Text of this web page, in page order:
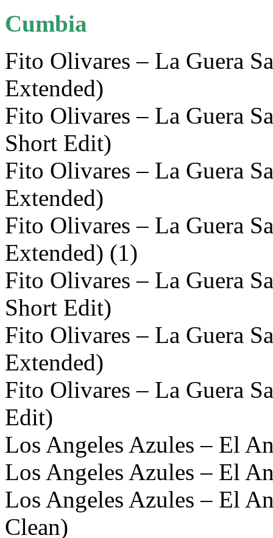
Cumbia
Fito Olivares – La Guera
Extended)
Fito Olivares – La Guera
Short Edit)
Fito Olivares – La Guera
Extended)
Fito Olivares – La Guera
Extended) (1)
Fito Olivares – La Guera
Short Edit)
Fito Olivares – La Guera
Extended)
Fito Olivares – La Guera
Edit)
Los Angeles Azules – El
Los Angeles Azules – El
Los Angeles Azules – El
Clean)